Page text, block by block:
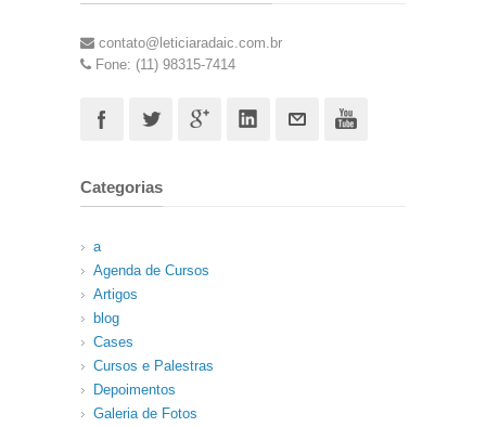
contato@leticiaradaic.com.br
Fone: (11) 98315-7414
Categorias
a
Agenda de Cursos
Artigos
blog
Cases
Cursos e Palestras
Depoimentos
Galeria de Fotos